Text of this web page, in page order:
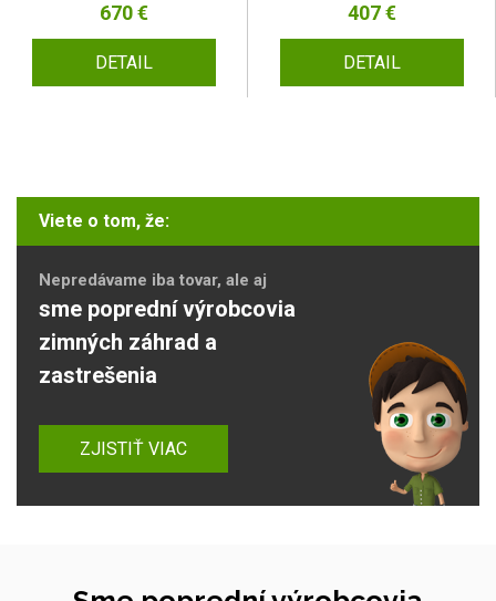
670 €
DETAIL
407 €
DETAIL
Viete o tom, že:
Nepredávame iba tovar, ale aj
sme poprední výrobcovia
zimných záhrad a
zastrešenia
ZJISTIŤ VIAC